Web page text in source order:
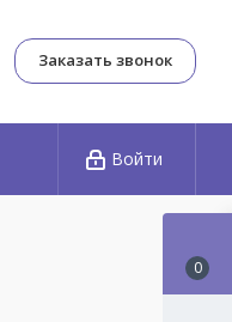
Заказать звонок
Войти
0